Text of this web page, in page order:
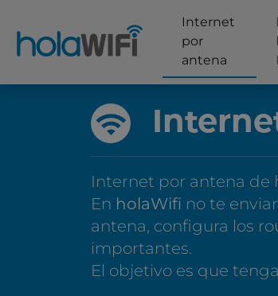
Internet
por
antena
Internet por antena de
En holaWifi no te
antena, configura los
importantes.
El objetivo es que